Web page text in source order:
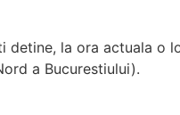
detine, la ora actuala o
a Bucurestiului).